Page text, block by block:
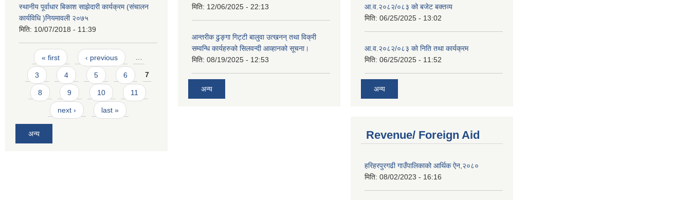
स्थानीय पूर्वाधार बिकाश साझेदारी कार्यक्रम (संचालन
कार्यविधि )नियमावली २०७५
मिति: 10/07/2018 - 11:39
Pages
« first ‹ previous …
3 4 5 6 7
8 9 10 11
next › last »
अन्य
मिति: 12/06/2025 - 22:13
आन्तरीक ढुङ्गा गिट्टी बालुवा उत्खनन् तथा विक्री
सम्वन्धि कार्यहरुको सिलवन्दी आव्हानको सूचना।
मिति: 08/19/2025 - 12:53
अन्य
आ.व.२०८२/०८३ को बजेट बक्तव्य
मिति: 06/25/2025 - 13:02
आ.व.२०८२/०८३ को निति तथा कार्यक्रम
मिति: 06/25/2025 - 11:52
अन्य
Revenue/ Foreign Aid
हरिहरपुरगढी गाउँपालिकाको आर्थिक ऐन,२०८०
मिति: 08/02/2023 - 16:16